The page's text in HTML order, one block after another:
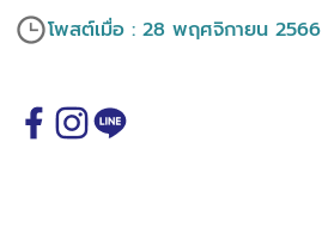
โพสต์เมื่อ : 28 พฤศจิกายน 2566